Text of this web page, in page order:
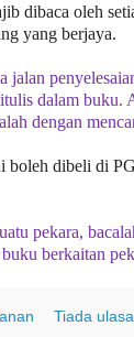
dibaca oleh
yang berjaya.
jalan
dalam buku.
dengan
boleh dibeli di
pekara,
berkaitan
Tiada